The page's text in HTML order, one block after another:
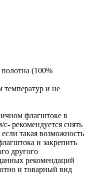
(100%
температур и не
флагштоке в
рекомендуется снять
такая возможность
и закрепить
другого
рекомендаций
и товарный вид